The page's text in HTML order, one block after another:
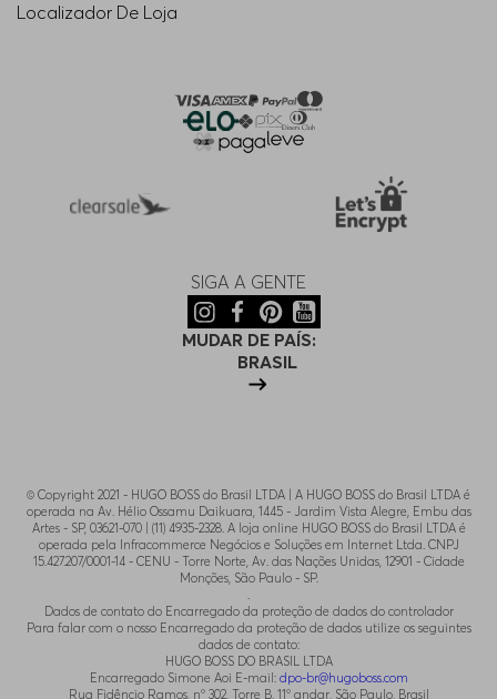
Localizador De Loja
SIGA A GENTE
MUDAR DE PAÍS:
BRASIL
© Copyright 2021 - HUGO BOSS do Brasil LTDA | A HUGO BOSS do Brasil LTDA é
operada na Av. Hélio Ossamu Daikuara, 1445 - Jardim Vista Alegre, Embu das
Artes - SP, 03621-070 | (11) 4935-2328. A loja online HUGO BOSS do Brasil LTDA é
operada pela Infracommerce Negócios e Soluções em Internet Ltda. CNPJ
15.427.207/0001-14 - CENU - Torre Norte, Av. das Nações Unidas, 12901 - Cidade
Monções, São Paulo - SP.
.
Dados de contato do Encarregado da proteção de dados do controlador
Para falar com o nosso Encarregado da proteção de dados utilize os seguintes
dados de contato:
HUGO BOSS DO BRASIL LTDA
Encarregado Simone Aoi E-mail: dpo-br@hugoboss.com
Rua Fidêncio Ramos, n° 302, Torre B, 11° andar, São Paulo, Brasil